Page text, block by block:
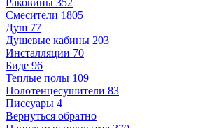
Раковины 352
Смесители 1805
Душ 77
Душевые кабины 203
Инсталляции 70
Биде 96
Теплые полы 109
Полотенцесушители 83
Писсуары 4
Вернуться обратно